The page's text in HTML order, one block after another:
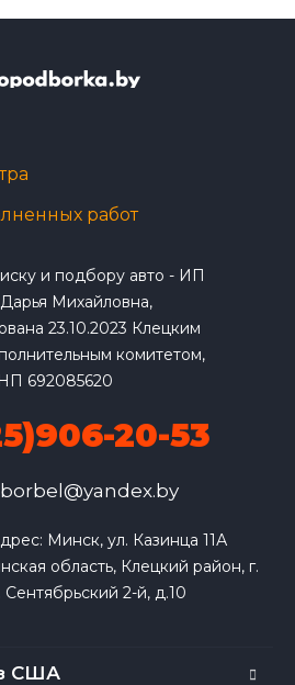
работ
и подбору авто - ИП
Михайловна,
23.10.2023 Клецким
комитетом,
692085620
20-53
Минск, ул. Казинца 11А
область, Клецкий район, г.
Сентябрьский 2-й, д.10
США